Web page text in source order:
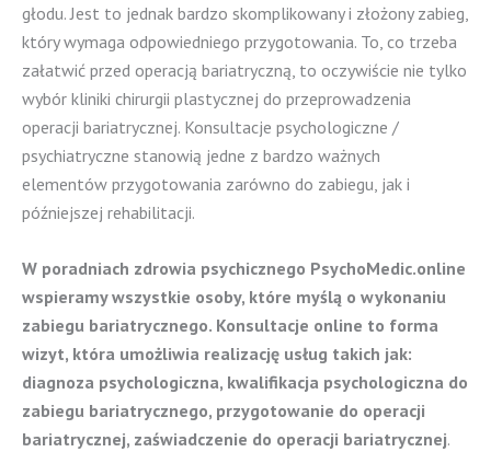
głodu. Jest to jednak bardzo skomplikowany i złożony zabieg,
który wymaga odpowiedniego przygotowania. To, co trzeba
załatwić przed operacją bariatryczną, to oczywiście nie tylko
wybór kliniki chirurgii plastycznej do przeprowadzenia
operacji bariatrycznej. Konsultacje psychologiczne /
psychiatryczne stanowią jedne z bardzo ważnych
elementów przygotowania zarówno do zabiegu, jak i
późniejszej rehabilitacji.
W poradniach zdrowia psychicznego PsychoMedic.online
wspieramy wszystkie osoby, które myślą o wykonaniu
zabiegu bariatrycznego. Konsultacje online to forma
wizyt, która umożliwia realizację usług takich jak:
diagnoza psychologiczna, kwalifikacja psychologiczna do
zabiegu bariatrycznego, przygotowanie do operacji
bariatrycznej, zaświadczenie do operacji bariatrycznej.